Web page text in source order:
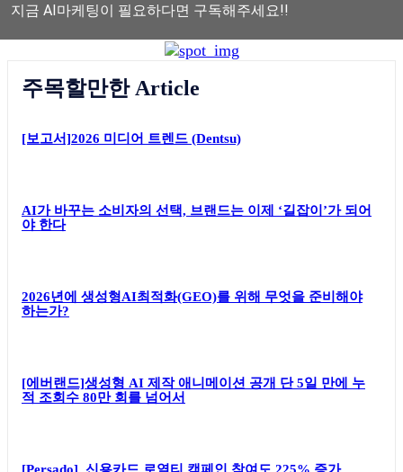
지금 AI마케팅이 필요하다면 구독해주세요!!
뉴스레터 구독하기
주목할만한 Article
[보고서]2026 미디어 트렌드 (Dentsu)
AI가 바꾸는 소비자의 선택, 브랜드는 이제 ‘길잡이’가 되어
야 한다
2026년에 생성형AI최적화(GEO)를 위해 무엇을 준비해야
하는가?
[에버랜드]생성형 AI 제작 애니메이션 공개 단 5일 만에 누
적 조회수 80만 회를 넘어서
[Persado], 신용카드 로열티 캠페인 참여도 225% 증가